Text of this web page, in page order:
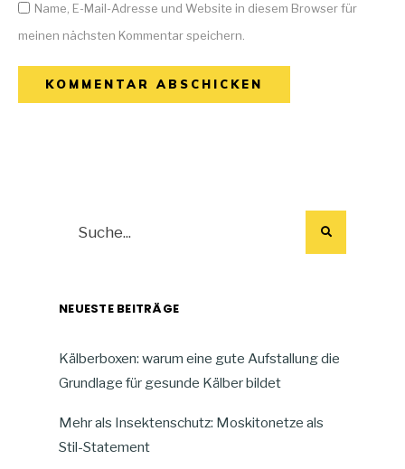
Name, E-Mail-Adresse und Website in diesem Browser für
meinen nächsten Kommentar speichern.
NEUESTE BEITRÄGE
Kälberboxen: warum eine gute Aufstallung die
Grundlage für gesunde Kälber bildet
Mehr als Insektenschutz: Moskitonetze als
Stil-Statement